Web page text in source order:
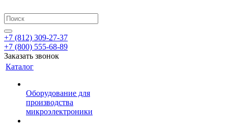
+7 (812) 309-27-37
+7 (800) 555-68-89
Заказать звонок
Каталог
Оборудование для
производства
микроэлектроники